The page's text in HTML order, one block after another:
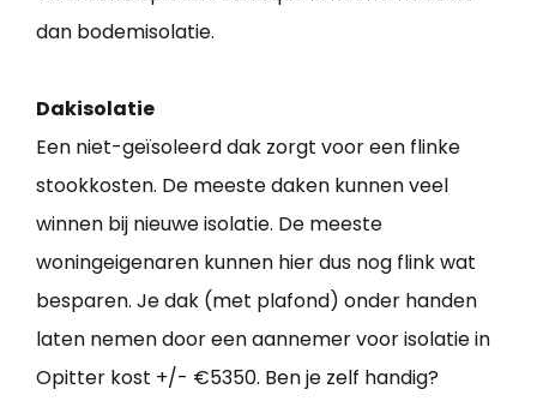
dan bodemisolatie.
Dakisolatie
Een niet-geïsoleerd dak zorgt voor een flinke
stookkosten. De meeste daken kunnen veel
winnen bij nieuwe isolatie. De meeste
woningeigenaren kunnen hier dus nog flink wat
besparen. Je dak (met plafond) onder handen
laten nemen door een aannemer voor isolatie in
Opitter kost +/- €5350. Ben je zelf handig?